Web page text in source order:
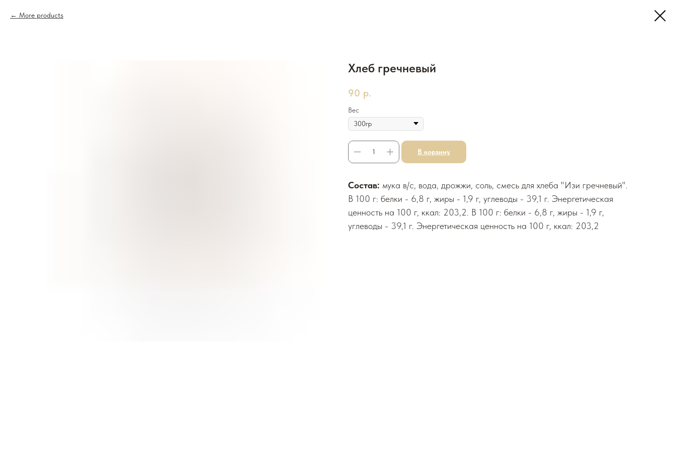
More products
Хлеб гречневый
90 р.
Вес
В корзину
Состав: мука в/с, вода, дрожжи, соль, смесь для хлеба "Изи гречневый".
В 100 г: белки - 6,8 г, жиры - 1,9 г, углеводы - 39,1 г. Энергетическая
ценность на 100 г, ккал: 203,2. В 100 г: белки - 6,8 г, жиры - 1,9 г,
углеводы - 39,1 г. Энергетическая ценность на 100 г, ккал: 203,2